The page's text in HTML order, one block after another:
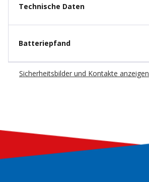
Technische Daten
Batteriepfand
Sicherheitsbilder und Kontakte anzeigen